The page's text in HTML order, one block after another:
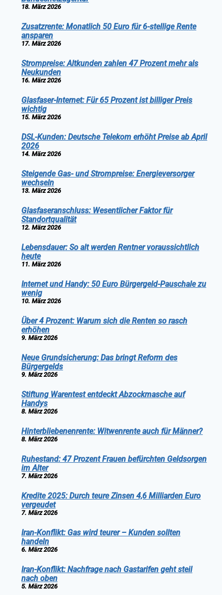
18. März 2026
Zusatzrente: Monatlich 50 Euro für 6-stellige Rente
ansparen
17. März 2026
Strompreise: Altkunden zahlen 47 Prozent mehr als
Neukunden
16. März 2026
Glasfaser-Internet: Für 65 Prozent ist billiger Preis
wichtig
15. März 2026
DSL-Kunden: Deutsche Telekom erhöht Preise ab April
2026
14. März 2026
Steigende Gas- und Strompreise: Energieversorger
wechseln
13. März 2026
Glasfaseranschluss: Wesentlicher Faktor für
Standortqualität
12. März 2026
Lebensdauer: So alt werden Rentner voraussichtlich
heute
11. März 2026
Internet und Handy: 50 Euro Bürgergeld-Pauschale zu
wenig
10. März 2026
Über 4 Prozent: Warum sich die Renten so rasch
erhöhen
9. März 2026
Neue Grundsicherung: Das bringt Reform des
Bürgergelds
9. März 2026
Stiftung Warentest entdeckt Abzockmasche auf
Handys
8. März 2026
Hinterbliebenenrente: Witwenrente auch für Männer?
8. März 2026
Ruhestand: 47 Prozent Frauen befürchten Geldsorgen
im Alter
7. März 2026
Kredite 2025: Durch teure Zinsen 4,6 Milliarden Euro
vergeudet
7. März 2026
Iran-Konflikt: Gas wird teurer – Kunden sollten
handeln
6. März 2026
Iran-Konflikt: Nachfrage nach Gastarifen geht steil
nach oben
5. März 2026